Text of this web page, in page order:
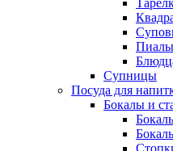
Пиалы
Супницы
Посуда для
Бокалы и